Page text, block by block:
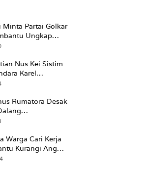
Minta Partai Golkar
Ungkap
Nus Kei Sistim
Karel
Rumatora Desak
Bawa Kasus ke
Warga Cari Kerja
Kurangi Angka